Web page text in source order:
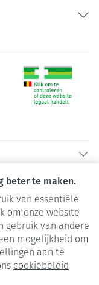
beter te maken.
van essentiële
om onze website
gebruik van andere
mogelijkheid om
aan te
cookiebeleid